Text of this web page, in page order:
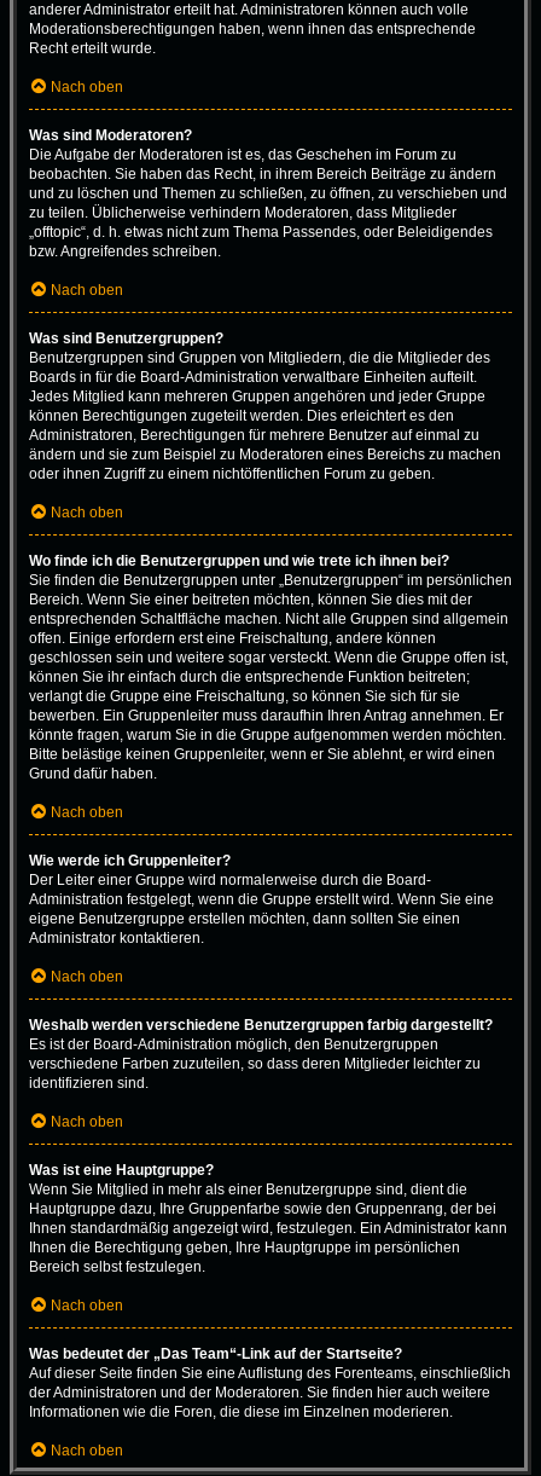
anderer Administrator erteilt hat. Administratoren können auch volle
Moderationsberechtigungen haben, wenn ihnen das entsprechende
Recht erteilt wurde.
Nach oben
Was sind Moderatoren?
Die Aufgabe der Moderatoren ist es, das Geschehen im Forum zu
beobachten. Sie haben das Recht, in ihrem Bereich Beiträge zu ändern
und zu löschen und Themen zu schließen, zu öffnen, zu verschieben und
zu teilen. Üblicherweise verhindern Moderatoren, dass Mitglieder
„offtopic“, d. h. etwas nicht zum Thema Passendes, oder Beleidigendes
bzw. Angreifendes schreiben.
Nach oben
Was sind Benutzergruppen?
Benutzergruppen sind Gruppen von Mitgliedern, die die Mitglieder des
Boards in für die Board-Administration verwaltbare Einheiten aufteilt.
Jedes Mitglied kann mehreren Gruppen angehören und jeder Gruppe
können Berechtigungen zugeteilt werden. Dies erleichtert es den
Administratoren, Berechtigungen für mehrere Benutzer auf einmal zu
ändern und sie zum Beispiel zu Moderatoren eines Bereichs zu machen
oder ihnen Zugriff zu einem nichtöffentlichen Forum zu geben.
Nach oben
Wo finde ich die Benutzergruppen und wie trete ich ihnen bei?
Sie finden die Benutzergruppen unter „Benutzergruppen“ im persönlichen
Bereich. Wenn Sie einer beitreten möchten, können Sie dies mit der
entsprechenden Schaltfläche machen. Nicht alle Gruppen sind allgemein
offen. Einige erfordern erst eine Freischaltung, andere können
geschlossen sein und weitere sogar versteckt. Wenn die Gruppe offen ist,
können Sie ihr einfach durch die entsprechende Funktion beitreten;
verlangt die Gruppe eine Freischaltung, so können Sie sich für sie
bewerben. Ein Gruppenleiter muss daraufhin Ihren Antrag annehmen. Er
könnte fragen, warum Sie in die Gruppe aufgenommen werden möchten.
Bitte belästige keinen Gruppenleiter, wenn er Sie ablehnt, er wird einen
Grund dafür haben.
Nach oben
Wie werde ich Gruppenleiter?
Der Leiter einer Gruppe wird normalerweise durch die Board-
Administration festgelegt, wenn die Gruppe erstellt wird. Wenn Sie eine
eigene Benutzergruppe erstellen möchten, dann sollten Sie einen
Administrator kontaktieren.
Nach oben
Weshalb werden verschiedene Benutzergruppen farbig dargestellt?
Es ist der Board-Administration möglich, den Benutzergruppen
verschiedene Farben zuzuteilen, so dass deren Mitglieder leichter zu
identifizieren sind.
Nach oben
Was ist eine Hauptgruppe?
Wenn Sie Mitglied in mehr als einer Benutzergruppe sind, dient die
Hauptgruppe dazu, Ihre Gruppenfarbe sowie den Gruppenrang, der bei
Ihnen standardmäßig angezeigt wird, festzulegen. Ein Administrator kann
Ihnen die Berechtigung geben, Ihre Hauptgruppe im persönlichen
Bereich selbst festzulegen.
Nach oben
Was bedeutet der „Das Team“-Link auf der Startseite?
Auf dieser Seite finden Sie eine Auflistung des Forenteams, einschließlich
der Administratoren und der Moderatoren. Sie finden hier auch weitere
Informationen wie die Foren, die diese im Einzelnen moderieren.
Nach oben